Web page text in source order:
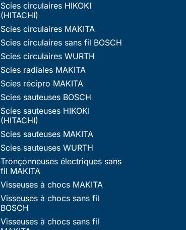
Scies circulaires HIKOKI
(HITACHI)
Scies circulaires MAKITA
Scies circulaires sans fil BOSCH
Scies circulaires WURTH
Scies radiales MAKITA
Scies récipro MAKITA
Scies sauteuses BOSCH
Scies sauteuses HIKOKI
(HITACHI)
Scies sauteuses MAKITA
Scies sauteuses WURTH
Tronçonneuses électriques sans
fil MAKITA
Visseuses à chocs MAKITA
Visseuses à chocs sans fil
BOSCH
Visseuses à chocs sans fil